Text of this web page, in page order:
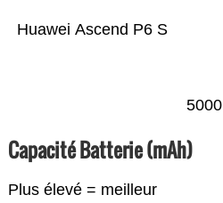
Huawei Ascend P6 S
5000
Capacité Batterie (mAh)
Plus élevé = meilleur